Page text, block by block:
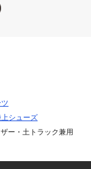
える。
に適度な剛性を
の過度な落ち込み
ように設計された
があります。そ
上シューズ
ー・土トラック兼用